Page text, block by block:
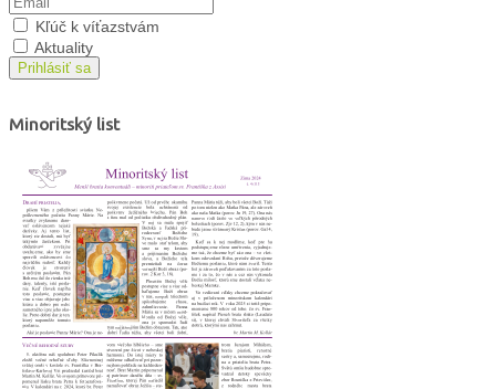
Kľúč k víťazstvám
Aktuality
Prihlásiť sa
Minoritský list